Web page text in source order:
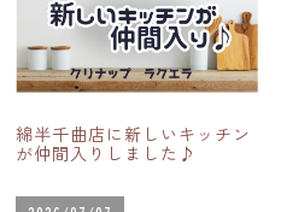
綿半千曲店に新しいキッチン
が仲間入りしました♪